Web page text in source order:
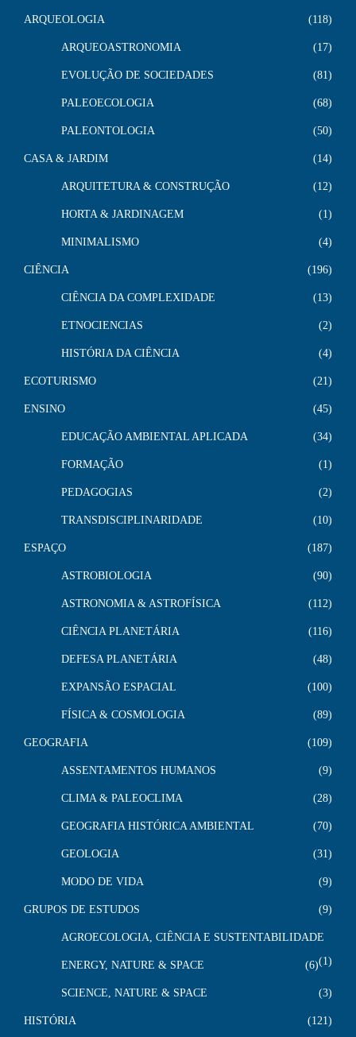
ARQUEOLOGIA 118
ARQUEOASTRONOMIA 17
EVOLUÇÃO DE SOCIEDADES 81
PALEOECOLOGIA 68
PALEONTOLOGIA 50
CASA & JARDIM 14
ARQUITETURA & CONSTRUÇÃO 12
HORTA & JARDINAGEM 1
MINIMALISMO 4
CIÊNCIA 196
CIÊNCIA DA COMPLEXIDADE 13
ETNOCIENCIAS 2
HISTÓRIA DA CIÊNCIA 4
ECOTURISMO 21
ENSINO 45
EDUCAÇÃO AMBIENTAL APLICADA 34
FORMAÇÃO 1
PEDAGOGIAS 2
TRANSDISCIPLINARIDADE 10
ESPAÇO 187
ASTROBIOLOGIA 90
ASTRONOMIA & ASTROFÍSICA 112
CIÊNCIA PLANETÁRIA 116
DEFESA PLANETÁRIA 48
EXPANSÃO ESPACIAL 100
FÍSICA & COSMOLOGIA 89
GEOGRAFIA 109
ASSENTAMENTOS HUMANOS 9
CLIMA & PALEOCLIMA 28
GEOGRAFIA HISTÓRICA AMBIENTAL 70
GEOLOGIA 31
MODO DE VIDA 9
GRUPOS DE ESTUDOS 9
AGROECOLOGIA, CIÊNCIA E SUSTENTABILIDADE
1
ENERGY, NATURE & SPACE 6
SCIENCE, NATURE & SPACE 3
HISTÓRIA 121